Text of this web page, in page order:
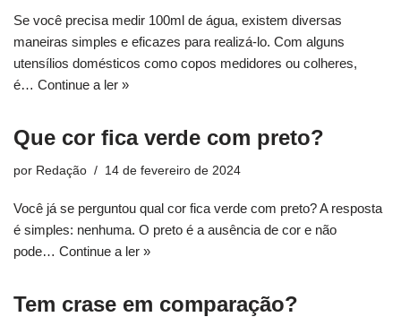
Se você precisa medir 100ml de água, existem diversas
maneiras simples e eficazes para realizá-lo. Com alguns
utensílios domésticos como copos medidores ou colheres,
é… Continue a ler »
Que cor fica verde com preto?
por Redação 14 de fevereiro de 2024
Você já se perguntou qual cor fica verde com preto? A resposta
é simples: nenhuma. O preto é a ausência de cor e não
pode… Continue a ler »
Tem crase em comparação?